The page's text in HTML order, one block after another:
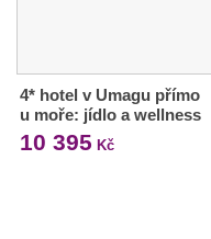
4* hotel v Umagu přímo
u moře: jídlo a wellness
10 395 Kč